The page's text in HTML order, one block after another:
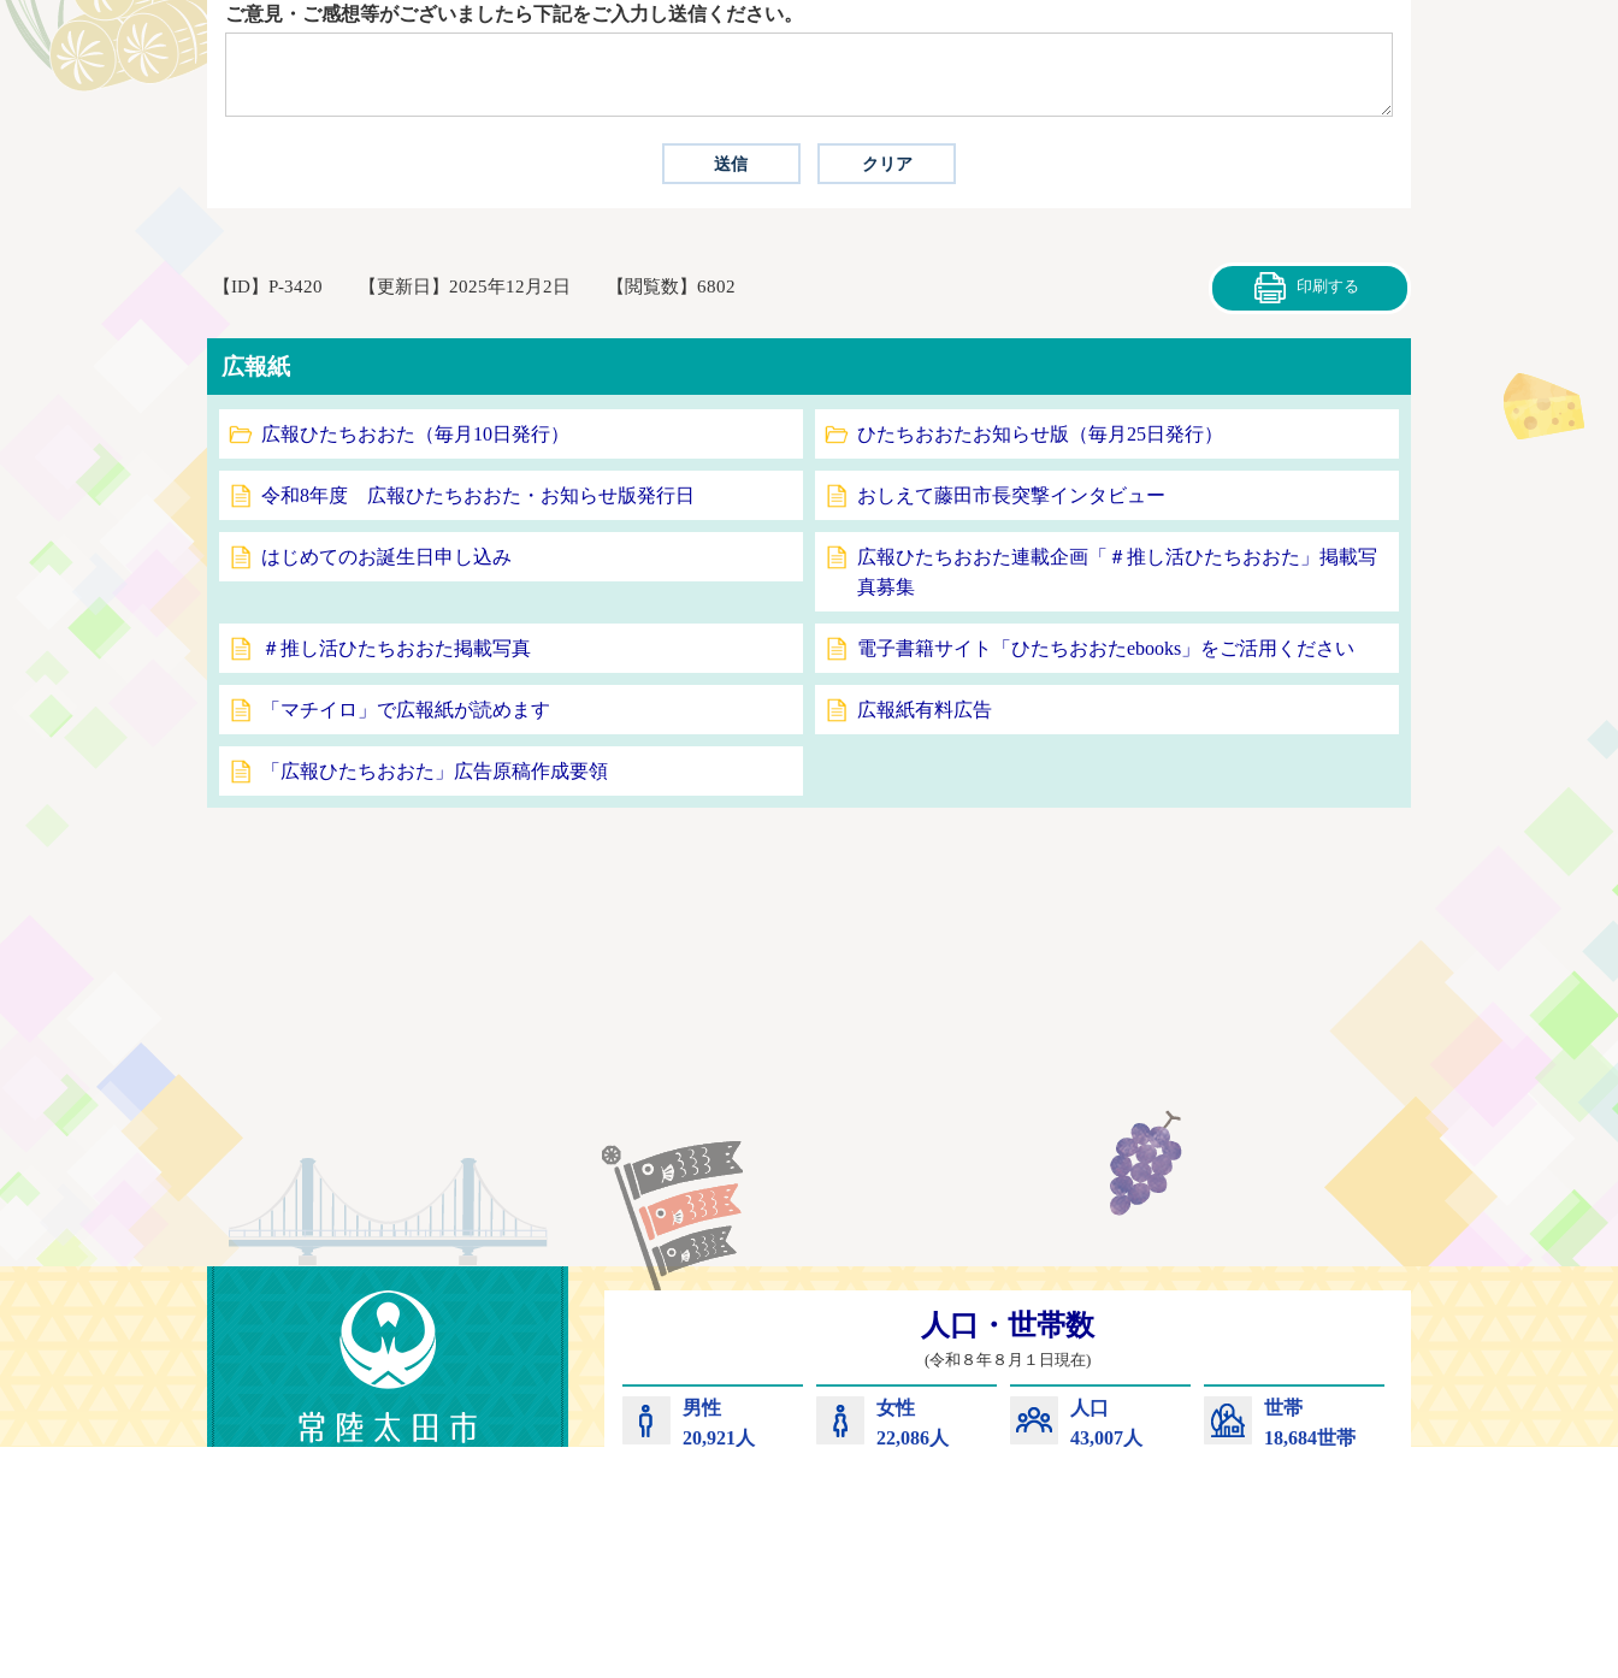
ご意見・ご感想等がございましたら下記をご入力し送信ください。
【ID】 P-3420 【更新日】 2025年12月2日 【閲覧数】 6802 印刷する
広報紙
広報ひたちおおた（毎月10日発行） ひたちおおたお知らせ版（毎月25日発行）
令和8年度 広報ひたちおおた・お知らせ版発行日 おしえて藤田市長突撃インタビュー
はじめてのお誕生日申し込み
広報ひたちおおた連載企画「＃推し活ひたちおおた」掲載写
真募集
＃推し活ひたちおおた掲載写真 電子書籍サイト「ひたちおおたebooks」をご活用ください
「マチイロ」で広報紙が読めます 広報紙有料広告
「広報ひたちおおた」広告原稿作成要領